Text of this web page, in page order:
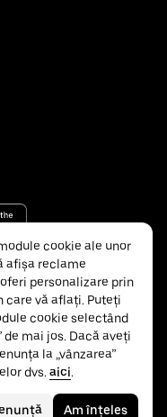
cookie ale unor
afișa reclame
personalizare prin
care vă aflați. Puteți
cookie selectând
de mai jos. Dacă aveți
la „vânzarea”
dvs. aici.
Am înțeles